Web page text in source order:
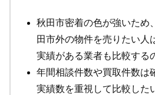
秋田市密着の色が強いため
田市外の物件を売りたい人
実績がある業者も比較する
年間相談件数や買取件数は
実績数を重視して比較した